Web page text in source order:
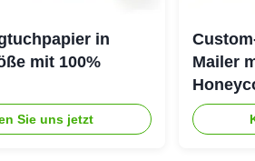
in
mit 100%
für
Verpackungen
Sie uns jetzt
Mailer